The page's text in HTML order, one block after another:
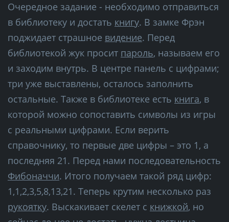
Очередное задание - необходимо отправиться
в библиотеку и достать книгу. В замке Фрэн
поджидает страшное видение. Перед
библиотекой жук просит пароль, называем его
и заходим внутрь. В центре панель с цифрами;
три уже выставлены, осталось заполнить
остальные. Также в библиотеке есть книга, в
которой можно сопоставить символы из игры
с реальными цифрами. Если верить
справочнику, то первые две цифры – это 1, а
последняя 21. Перед нами последовательность
Фибоначчи. Итого получаем такой ряд цифр:
1,1,2,3,5,8,13,21. Теперь крутим несколько раз
рукоятку. Выскакивает скелет с книжкой, но